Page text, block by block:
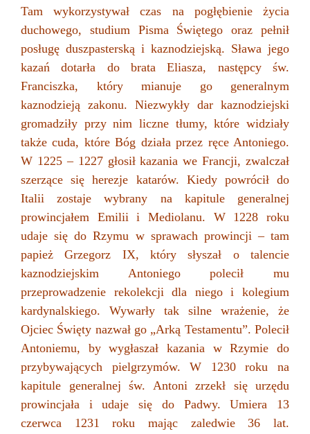
Tam wykorzystywał czas na pogłębienie życia
duchowego, studium Pisma Świętego oraz pełnił
posługę duszpasterską i kaznodziejską. Sława jego
kazań dotarła do brata Eliasza, następcy św.
Franciszka, który mianuje go generalnym
kaznodzieją zakonu. Niezwykły dar kaznodziejski
gromadziły przy nim liczne tłumy, które widziały
także cuda, które Bóg działa przez ręce Antoniego.
W 1225 – 1227 głosił kazania we Francji, zwalczał
szerzące się herezje katarów. Kiedy powrócił do
Italii zostaje wybrany na kapitule generalnej
prowincjałem Emilii i Mediolanu. W 1228 roku
udaje się do Rzymu w sprawach prowincji – tam
papież Grzegorz IX, który słyszał o talencie
kaznodziejskim Antoniego polecił mu
przeprowadzenie rekolekcji dla niego i kolegium
kardynalskiego. Wywarły tak silne wrażenie, że
Ojciec Święty nazwał go „Arką Testamentu”. Polecił
Antoniemu, by wygłaszał kazania w Rzymie do
przybywających pielgrzymów. W 1230 roku na
kapitule generalnej św. Antoni zrzekł się urzędu
prowincjała i udaje się do Padwy. Umiera 13
czerwca 1231 roku mając zaledwie 36 lat.